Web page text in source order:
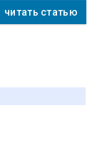
читать статью